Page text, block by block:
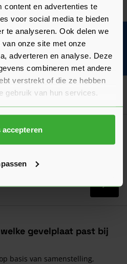
content en advertenties te
voor social media te bieden
te analyseren. Ook delen we
onze site met onze
adverteren en analyse. Deze
combineren met andere
verstrekt of die ze hebben
gebruik van hun services.
accepteren
slag
over Rockpanel voor de
voor jouw gevel!
Lees
gevelplaat past bij
basis van samenstelling,